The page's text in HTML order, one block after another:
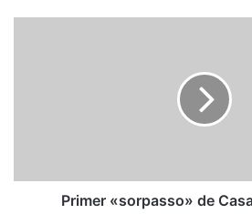
Primer «sorpasso» de